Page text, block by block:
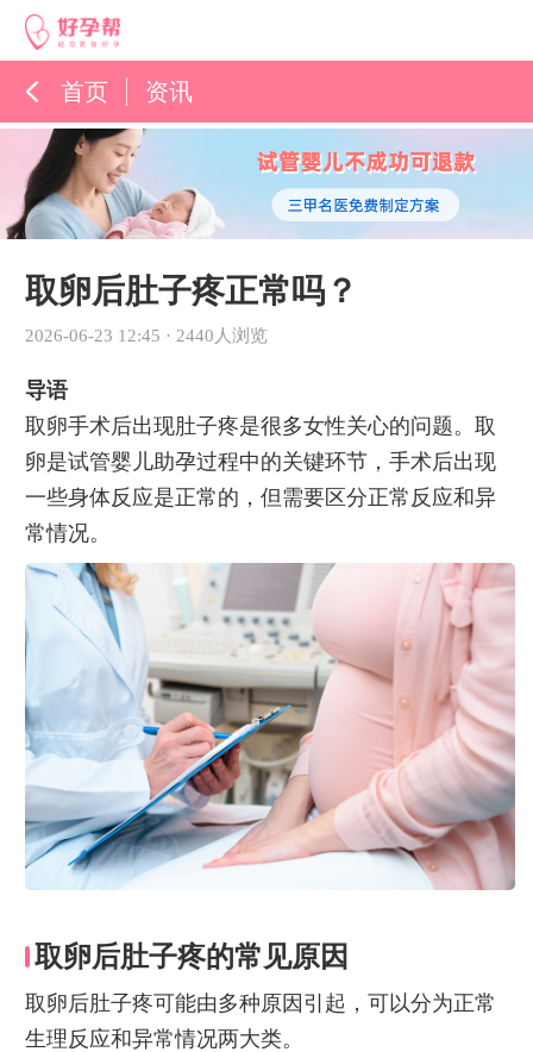
首页 资讯
孕育百科
综合资讯
取卵后肚子疼正常吗？
2026-06-23 12:45 · 2440人浏览
导语
取卵手术后出现肚子疼是很多女性关心的问题。取
卵是试管婴儿助孕过程中的关键环节，手术后出现
一些身体反应是正常的，但需要区分正常反应和异
常情况。
取卵后肚子疼的常见原因
取卵后肚子疼可能由多种原因引起，可以分为正常
生理反应和异常情况两大类。